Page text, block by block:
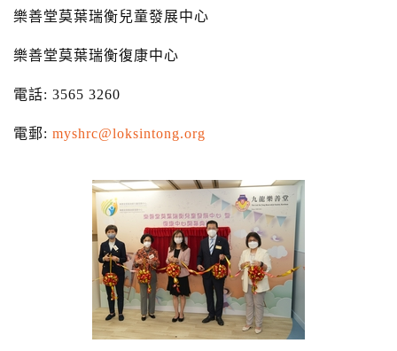
樂善堂莫葉瑞衡兒童發展中心
樂善堂莫葉瑞衡復康中心
電話: 3565 3260
電郵: myshrc@loksintong.org